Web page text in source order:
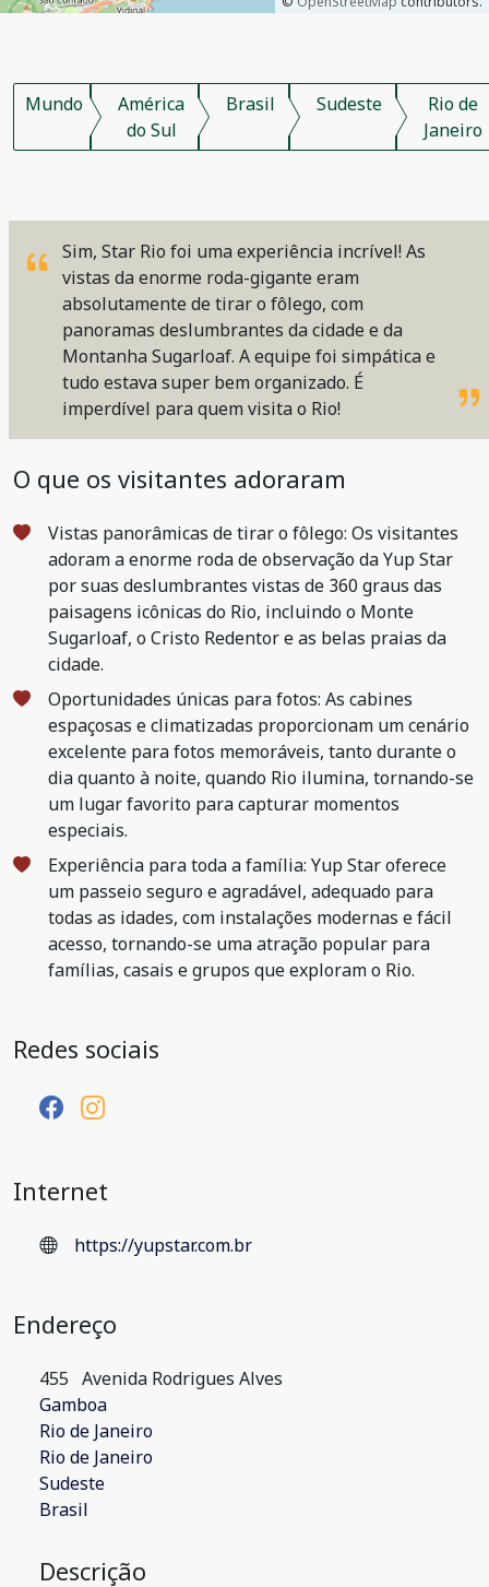
Mundo
América
do Sul
Brasil Sudeste
Rio de
Janeiro
Sim, Star Rio foi uma experiência incrível! As
vistas da enorme roda-gigante eram
absolutamente de tirar o fôlego, com
panoramas deslumbrantes da cidade e da
Montanha Sugarloaf. A equipe foi simpática e
tudo estava super bem organizado. É
imperdível para quem visita o Rio!
O que os visitantes adoraram
Vistas panorâmicas de tirar o fôlego: Os visitantes
adoram a enorme roda de observação da Yup Star
por suas deslumbrantes vistas de 360 graus das
paisagens icônicas do Rio, incluindo o Monte
Sugarloaf, o Cristo Redentor e as belas praias da
cidade.
Oportunidades únicas para fotos: As cabines
espaçosas e climatizadas proporcionam um cenário
excelente para fotos memoráveis, tanto durante o
dia quanto à noite, quando Rio ilumina, tornando-se
um lugar favorito para capturar momentos
especiais.
Experiência para toda a família: Yup Star oferece
um passeio seguro e agradável, adequado para
todas as idades, com instalações modernas e fácil
acesso, tornando-se uma atração popular para
famílias, casais e grupos que exploram o Rio.
Redes sociais
Internet
https://yupstar.com.br
Endereço
455 Avenida Rodrigues Alves
Gamboa
Rio de Janeiro
Rio de Janeiro
Sudeste
Brasil
Descrição